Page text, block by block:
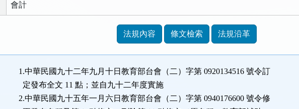
會計
法規內容 條文檢索 法規沿革
1.中華民國九十二年九月十日教育部台會（二）字第 0920134516 號令訂
定發布全文 11 點；並自九十二年度實施
2.中華民國九十五年一月六日教育部台會（二）字第 0940176600 號令修